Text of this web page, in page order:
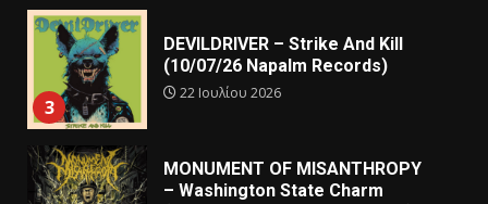
3
DEVILDRIVER – Strike And Kill
(10/07/26 Napalm Records)
22 Ιουλίου 2026
MONUMENT OF MISANTHROPY
– Washington State Charm